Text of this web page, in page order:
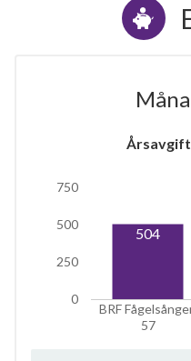
Årsavgift
BRF
57
0
250
500
750
504